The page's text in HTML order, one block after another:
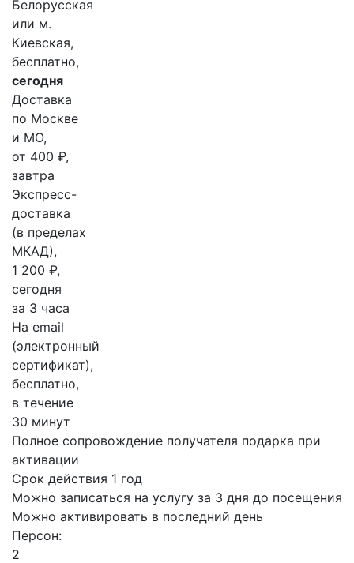
Белорусская
или м.
Киевская,
бесплатно,
сегодня
Доставка
по Москве
и МО,
от 400 ₽,
завтра
Экспресс-
доставка
(в пределах
МКАД),
1 200 ₽,
сегодня
за 3 часа
На email
(электронный
сертификат),
бесплатно,
в течение
30 минут
Полное сопровождение получателя подарка при
активации
Срок действия 1 год
Можно записаться на услугу за 3 дня до посещения
Можно активировать в последний день
Персон:
2